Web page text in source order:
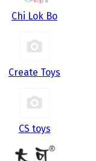
Chi Lok Bo
Create Toys
CS toys